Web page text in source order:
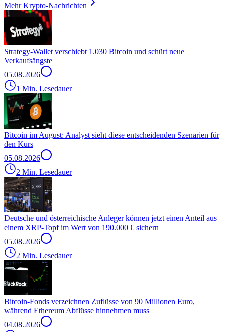
Mehr Krypto-Nachrichten
Strategy-Wallet verschiebt 1.030 Bitcoin und schürt neue
Verkaufsängste
05.08.2026
1 Min. Lesedauer
Bitcoin im August: Analyst sieht diese entscheidenden Szenarien für
den Kurs
05.08.2026
2 Min. Lesedauer
Deutsche und österreichische Anleger können jetzt einen Anteil aus
einem XRP-Topf im Wert von 190.000 € sichern
05.08.2026
2 Min. Lesedauer
Bitcoin-Fonds verzeichnen Zuflüsse von 90 Millionen Euro,
während Ethereum Abflüsse hinnehmen muss
04.08.2026